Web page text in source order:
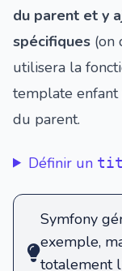
du parent et y
spécifiques (on
utilisera la
template
du parent.
Définir un
Symfony
exemple,
totalement